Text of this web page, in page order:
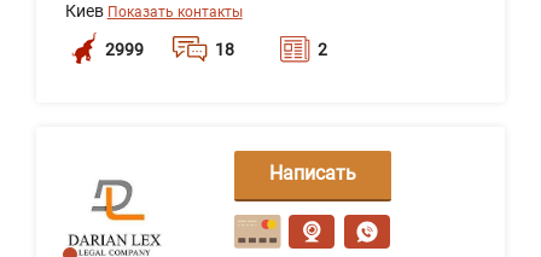
Киев Показать контакты
2999 18 2
Написать
сообщение